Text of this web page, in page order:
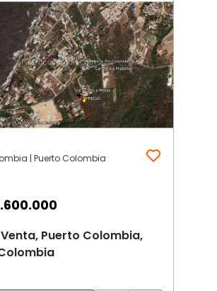
| Puerto Colombia
Puerto Colombia,